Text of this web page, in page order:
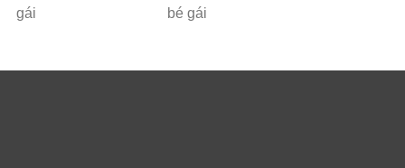
gái
bé gái